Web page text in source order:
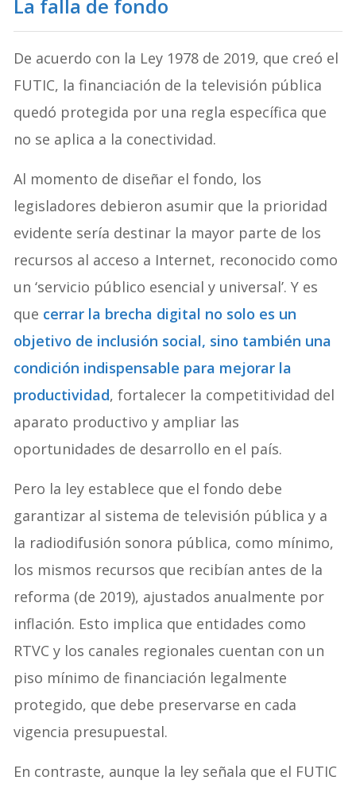
La falla de fondo
De acuerdo con la Ley 1978 de 2019, que creó el
FUTIC, la financiación de la televisión pública
quedó protegida por una regla específica que
no se aplica a la conectividad.
Al momento de diseñar el fondo, los
legisladores debieron asumir que la prioridad
evidente sería destinar la mayor parte de los
recursos al acceso a Internet, reconocido como
un ‘servicio público esencial y universal’. Y es
que cerrar la brecha digital no solo es un
objetivo de inclusión social, sino también una
condición indispensable para mejorar la
productividad, fortalecer la competitividad del
aparato productivo y ampliar las
oportunidades de desarrollo en el país.
Pero la ley establece que el fondo debe
garantizar al sistema de televisión pública y a
la radiodifusión sonora pública, como mínimo,
los mismos recursos que recibían antes de la
reforma (de 2019), ajustados anualmente por
inflación. Esto implica que entidades como
RTVC y los canales regionales cuentan con un
piso mínimo de financiación legalmente
protegido, que debe preservarse en cada
vigencia presupuestal.
En contraste, aunque la ley señala que el FUTIC